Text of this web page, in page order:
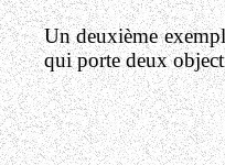
Un deuxième
qui porte deux